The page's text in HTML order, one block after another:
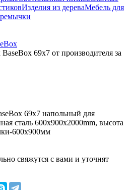
Изделия из дереваМебель для
69x7 от производителя за
69x7 напольный для
сталь 600х900х2000mm, высота
600x900мм
свяжутся с вами и уточнят